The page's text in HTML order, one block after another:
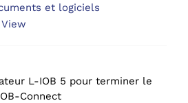
et logiciels
L-IOB 5 pour terminer le
Connect